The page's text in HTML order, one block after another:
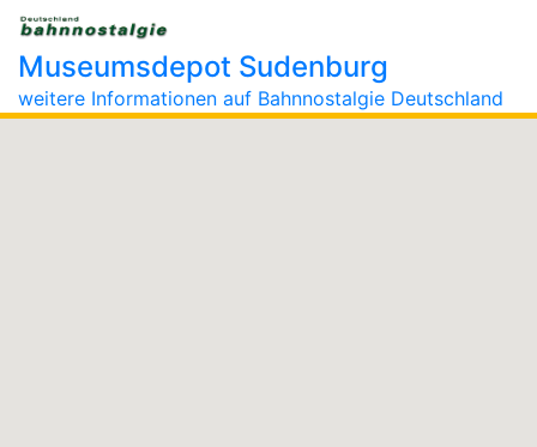
Museumsdepot Sudenburg
weitere Informationen auf Bahnnostalgie Deutschland